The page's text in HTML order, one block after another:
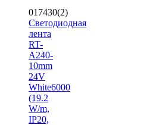
017430(2)
Светодиодная
лента
RT-
A240-
10mm
24V
White6000
(19.2
W/m,
IP20,